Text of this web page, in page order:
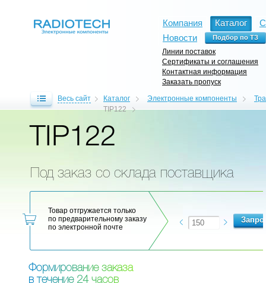
Компания Каталог
Новости
Линии поставок
Сертификаты и соглашения
Контактная информация
Заказать пропуск
Весь сайт Каталог Электронные компоненты
TIP122
TIP122
Под заказ со склада поставщика
Товар отгружается только
по предварительному заказу
по электронной почте
Формирование заказа
в течение 24 часов